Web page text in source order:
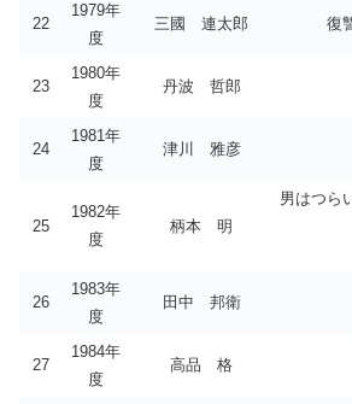
22
1979年
度
三國 連太郎 復
23
1980年
度
丹波 哲郎
24
1981年
度
津川 雅彦
25
1982年
度
柄本 明
男はつら
26
1983年
度
田中 邦衛
27
1984年
度
高品 格